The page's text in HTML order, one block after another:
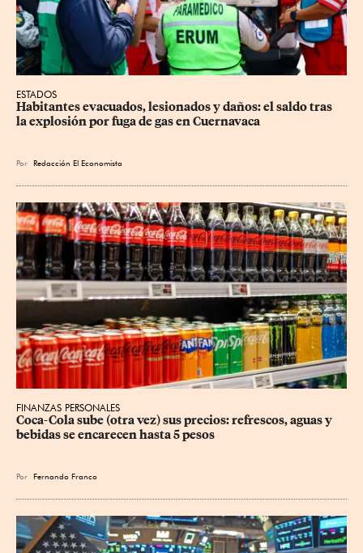
ESTADOS
Habitantes evacuados, lesionados y daños: el saldo tras
la explosión por fuga de gas en Cuernavaca
Por Redacción El Economista
FINANZAS PERSONALES
Coca-Cola sube (otra vez) sus precios: refrescos, aguas y
bebidas se encarecen hasta 5 pesos
Por Fernando Franco